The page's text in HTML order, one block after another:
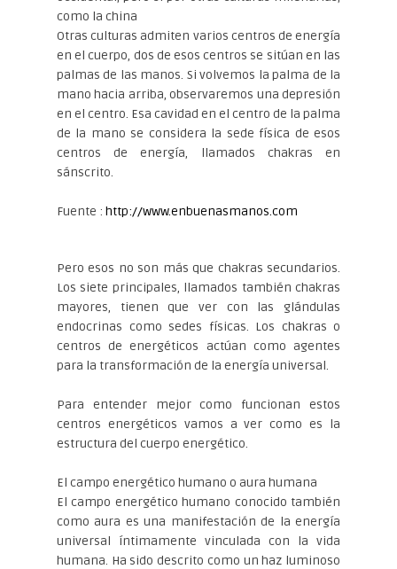
como la china
Otras culturas admiten varios centros de energía
en el cuerpo, dos de esos centros se sitúan en las
palmas de las manos. Si volvemos la palma de la
mano hacia arriba, observaremos una depresión
en el centro. Esa cavidad en el centro de la palma
de la mano se considera la sede física de esos
centros de energía, llamados chakras en
sánscrito.
Fuente : http://www.enbuenasmanos.com
Pero esos no son más que chakras secundarios.
Los siete principales, llamados también chakras
mayores, tienen que ver con las glándulas
endocrinas como sedes físicas. Los chakras o
centros de energéticos actúan como agentes
para la transformación de la energía universal.
Para entender mejor como funcionan estos
centros energéticos vamos a ver como es la
estructura del cuerpo energético.
El campo energético humano o aura humana
El campo energético humano conocido también
como aura es una manifestación de la energía
universal íntimamente vinculada con la vida
humana. Ha sido descrito como un haz luminoso